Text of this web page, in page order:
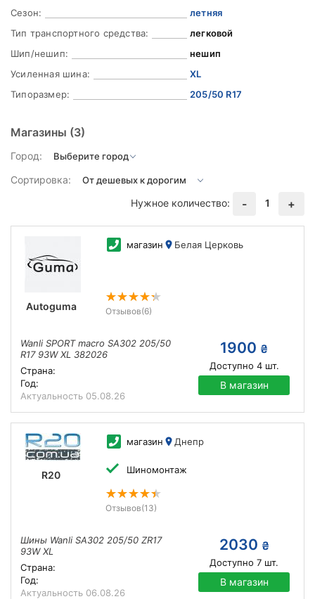
Сезон:
летняя
Тип транспортного средства:
легковой
Шип/нешип:
нешип
Усиленная шина:
XL
Типоразмер:
205/50 R17
Магазины (3)
Город:
Сортировка:
Нужное количество:
- 1 +
Autoguma
магазин Белая Церковь
Отзывов(6)
Wanli SPORT macro SA302 205/50
R17 93W XL 382026
Страна:
Год:
Актуальность 05.08.26
1900 ₴
Доступно 4шт.
В магазин
R20
магазин Днепр
Шиномонтаж
Отзывов(13)
Шины Wanli SA302 205/50 ZR17
93W XL
Страна:
Год:
Актуальность 06.08.26
2030 ₴
Доступно 7 шт.
В магазин